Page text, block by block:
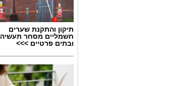
תיקון והתקנת שערים
חשמליים מסחר תעשיה
ובתים פרטיים >>>